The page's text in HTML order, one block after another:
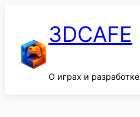
содержимому3DCAFE
О играх и разработке